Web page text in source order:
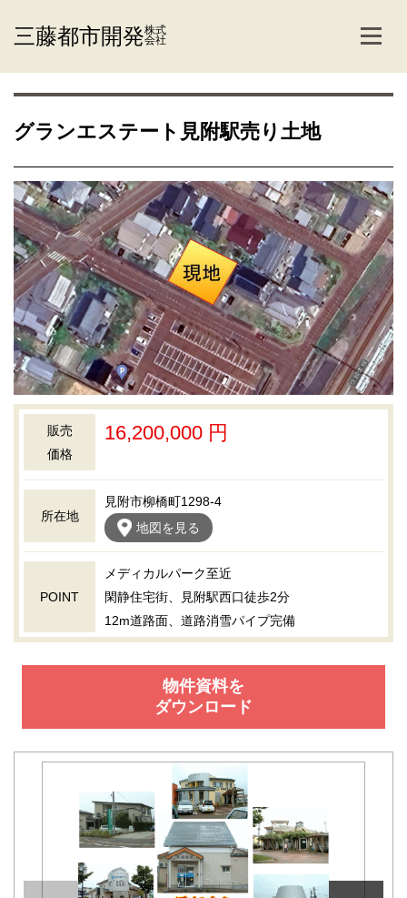
三藤都市開発株式
会社
グランエステート見附駅売り土地
販売
価格
16,200,000 円
所在地
見附市柳橋町1298-4
地図を見る
POINT
メディカルパーク至近
閑静住宅街、見附駅西口徒歩2分
12m道路面、道路消雪パイプ完備
物件資料を
ダウンロード